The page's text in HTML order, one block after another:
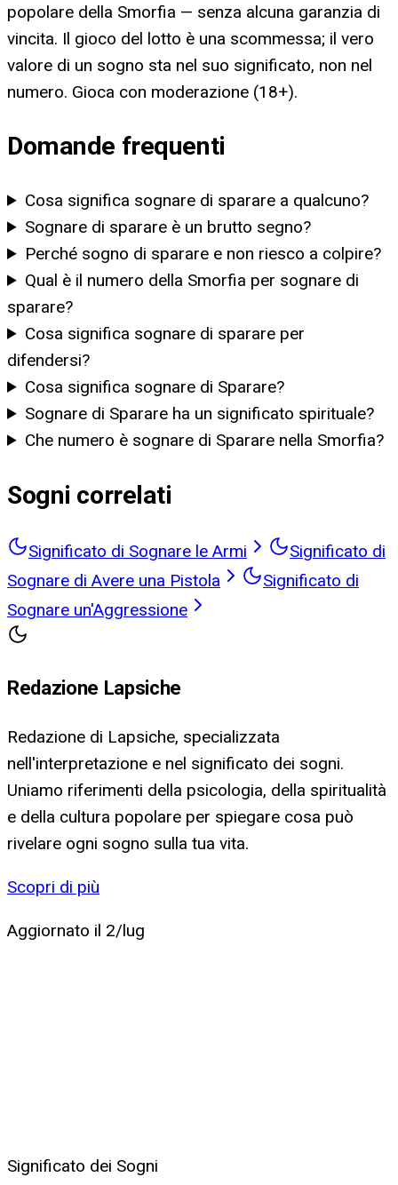
popolare della Smorfia — senza alcuna garanzia di
vincita. Il gioco del lotto è una scommessa; il vero
valore di un sogno sta nel suo significato, non nel
numero. Gioca con moderazione (18+).
Domande frequenti
Cosa significa sognare di sparare a qualcuno?
Sognare di sparare è un brutto segno?
Perché sogno di sparare e non riesco a colpire?
Qual è il numero della Smorfia per sognare di
sparare?
Cosa significa sognare di sparare per
difendersi?
Cosa significa sognare di Sparare?
Sognare di Sparare ha un significato spirituale?
Che numero è sognare di Sparare nella Smorfia?
Sogni correlati
Significato di Sognare le Armi
Significato di
Sognare di Avere una Pistola
Significato di
Sognare un'Aggressione
Redazione Lapsiche
Redazione di Lapsiche, specializzata
nell'interpretazione e nel significato dei sogni.
Uniamo riferimenti della psicologia, della spiritualità
e della cultura popolare per spiegare cosa può
rivelare ogni sogno sulla tua vita.
Scopri di più
Aggiornato il 2/lug
Significato dei Sogni